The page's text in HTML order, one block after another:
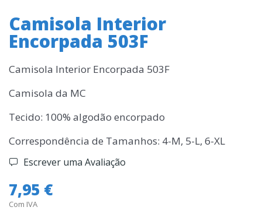
Camisola Interior
Encorpada 503F
Camisola Interior Encorpada 503F
Camisola da MC
Tecido: 100% algodão encorpado
Correspondência de Tamanhos: 4-M, 5-L, 6-XL
Escrever uma Avaliação
7,95 €
Com IVA